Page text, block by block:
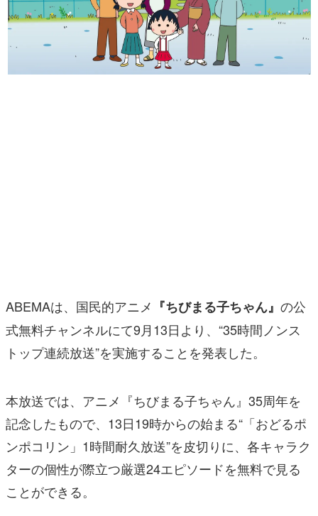
なんでゲームは面白い？
ゲーム開発者・hamatsu氏がゲームの魅力を画面や操作の
具体的な形から解き明かしていく、硬派で骨太な評論連載
です。
その他
電ファミニコゲーマーとは？
運営：株式会社マレ
ABEMAは、国民的アニメ 『ちびまる子ちゃん』 の公
式無料チャンネルにて9月13日より、“35時間ノンス
トップ連続放送”を実施することを発表した。
本放送では、アニメ『ちびまる子ちゃん』35周年を
記念したもので、13日19時からの始まる“「おどるポ
ンポコリン」1時間耐久放送”を皮切りに、各キャラク
ターの個性が際立つ厳選24エピソードを無料で見る
ことができる。